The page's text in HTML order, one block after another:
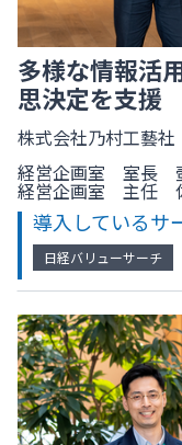
多様な情報活
思決定を支援
株式会社乃村工藝社
経営企画室 室長 壺
経営企画室 主任 佐
導入しているサ
日経バリューサーチ